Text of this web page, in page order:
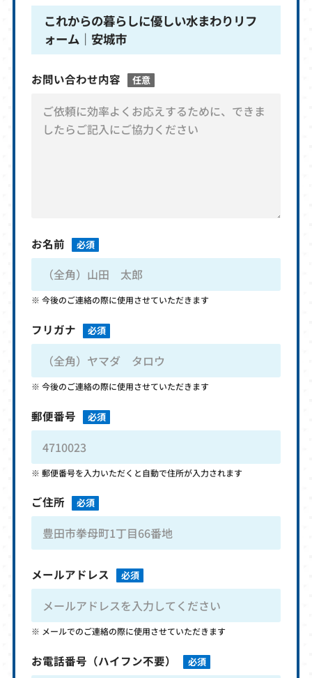
これからの暮らしに優しい水まわりリフ
ォーム｜安城市
お問い合わせ内容 任意
お名前 必須
今後のご連絡の際に使用させていただきます
フリガナ 必須
今後のご連絡の際に使用させていただきます
郵便番号 必須
郵便番号を入力いただくと自動で住所が入力されます
ご住所 必須
メールアドレス 必須
メールでのご連絡の際に使用させていただきます
お電話番号 （ハイフン不要） 必須